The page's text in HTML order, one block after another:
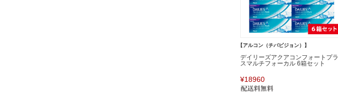
【アルコン（チバビジョン）】
デイリーズアクアコンフォートプラ
スマルチフォーカル 6箱セット
¥18960